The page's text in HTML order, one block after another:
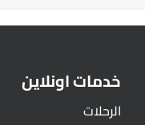
خدمات اونلاين
الرحلات